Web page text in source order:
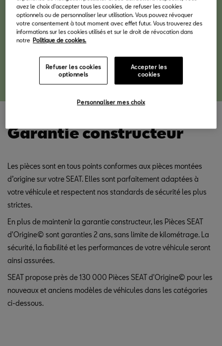
valeur ajoutée
les entretiens et réparations.
Garantie constructeur
Les pièces sont en tous points conformes aux pièces montées
d’origine sur votre SEAT. Elles sont parfaitement adaptées à
votre véhicule et respectent nos standards de sécurité les plus
strictes.
En plus de maintenir la garantie constructeur, les Pièces SEAT
d'Origine© sont garanties 2 ans, sans limite de kilométrage. La
sécurité, la fiabilité et les performances de votre véhicule seront
ainsi assurées.
SEAT propose près de 130 000 Pièces SEAT d'Origine© pour les
nouveaux et anciens modèles de véhicules dans les catégories
ci-dessous.
avez le choix d'accepter tous les cookies, de refuser les cookies
optionnels ou de personnaliser leur utilisation. Vous pouvez révoquer
votre consentement à tout moment avec effet futur. Vous trouverez des
informations sur les cookies utilisés et sur le droit de révocation dans
notre Politique de cookies.
Refuser les cookies
optionnels
Accepter les
cookies
Personnaliser mes choix